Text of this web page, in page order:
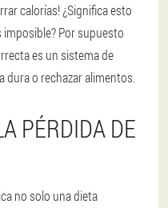
calorías! ¿Significa esto
imposible? Por supuesto
es un sistema de
dura o rechazar alimentos.
PÉRDIDA DE
no solo una dieta